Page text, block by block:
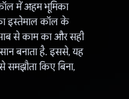
में अहम भूमिका
इस्तेमाल कॉल के
से काम का और सही
बनाता है. इससे, यह
समझौता किए बिना,